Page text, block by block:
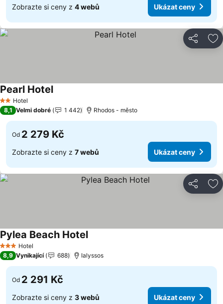
Zobrazte si ceny z 4 webů Ukázat ceny
Sdílet
2 Počet hvězdiček
Hotel
Pearl HotelUkázat ceny
8,1 Velmi dobré 1 442 Rhodos - město
Od 2 279 Kč
Zobrazte si ceny z 7 webů Ukázat ceny
Sdílet
3 Počet hvězdiček
Hotel
Pylea Beach HotelUkázat ceny
8,9 Vynikající 688 Ialyssos
Od 2 291 Kč
Zobrazte si ceny z 3 webů Ukázat ceny